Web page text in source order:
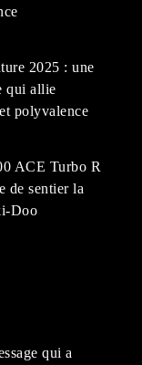
2025 : une
qui allie
polyvalence
ACE Turbo R
de sentier la
Doo
qui a